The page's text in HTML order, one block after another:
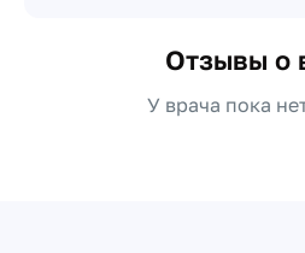
Отзывы о
У врача пока